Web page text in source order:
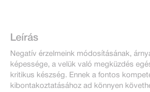
Leírás
Negatív érzelmeink módosításának,
képessége, a velük való megküzdés
kritikus készség. Ennek a fontos
kibontakoztatásához ad könnyen